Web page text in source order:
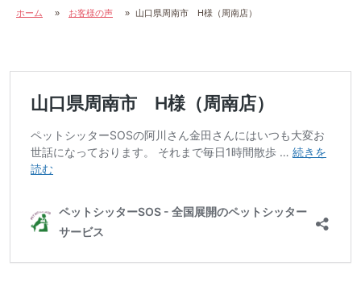
ホーム » お客様の声 » 山口県周南市 H様（周南店）
山口県周南市 H様（周南店）
ペットシッターSOSの阿川さん金田さんにはいつも大変お
世話になっております。 それまで毎日1時間散歩 … 続きを
読む山口県周南市 H様（周南店）
ペットシッターSOS - 全国展開のペットシッター
サービス